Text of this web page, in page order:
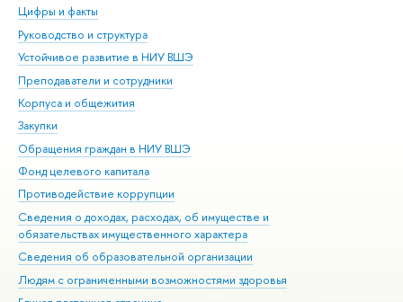
Цифры и факты
Руководство и структура
Устойчивое развитие в НИУ ВШЭ
Преподаватели и сотрудники
Корпуса и общежития
Закупки
Обращения граждан в НИУ ВШЭ
Фонд целевого капитала
Противодействие коррупции
Сведения о доходах, расходах, об имуществе и
обязательствах имущественного характера
Сведения об образовательной организации
Людям с ограниченными возможностями здоровья